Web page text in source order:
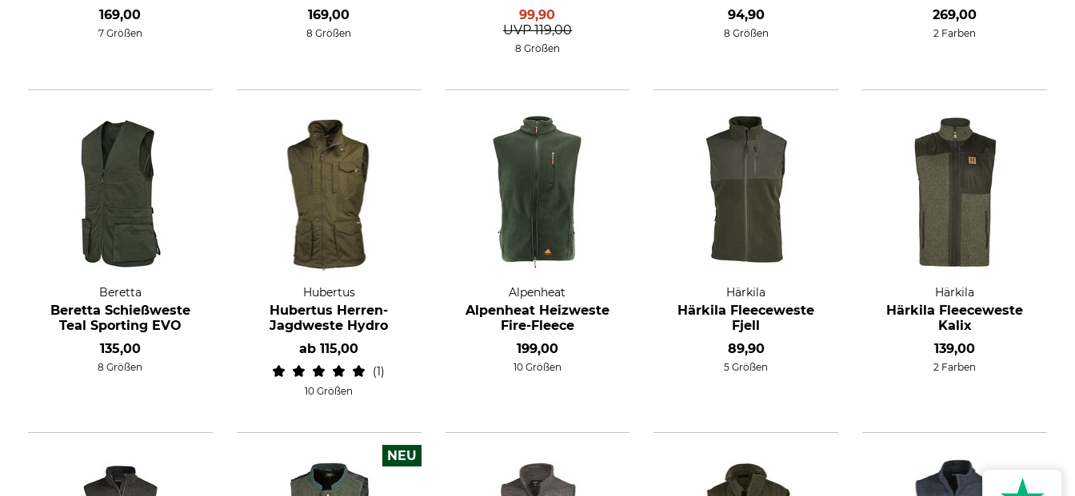
169,00
7 Größen
169,00
8 Größen
99,90
UVP 119,00
8 Größen
94,90
8 Größen
269,00
2 Farben
Beretta
Beretta Schießweste
Teal Sporting EVO
135,00
8 Größen
Hubertus
Hubertus Herren-
Jagdweste Hydro
ab115,00
1
10 Größen
Alpenheat
Alpenheat Heizweste
Fire-Fleece
199,00
10 Größen
Härkila
Härkila Fleeceweste
Fjell
89,90
5 Größen
Härkila
Härkila Fleeceweste
Kalix
139,00
2 Farben
NEU